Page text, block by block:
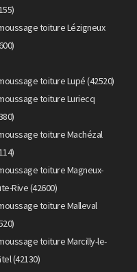
toiture Lézigneux
toiture Lupé (42520)
toiture Luriecq
toiture Machézal
toiture Magneux-
Rive (42600)
toiture Malleval
toiture Marcilly-le-
(42130)